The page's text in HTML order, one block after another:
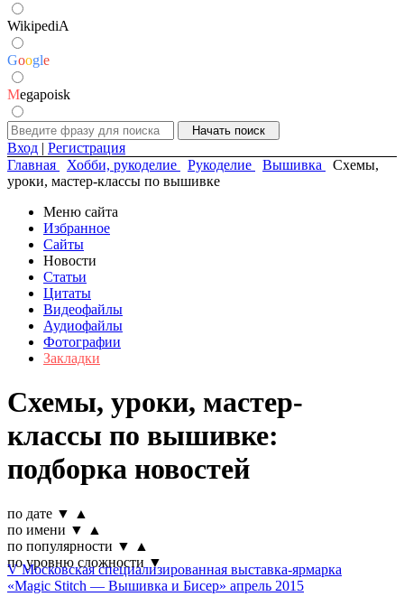
WikipediA
Google
Megapoisk
Вход | Регистрация
Главная
Хобби, рукоделие Рукоделие Вышивка
Схемы,
уроки, мастер-классы по вышивке
Меню сайта
Избранное
Сайты
Новости
Статьи
Цитаты
Видеофайлы
Аудиофайлы
Фотографии
Закладки
Схемы, уроки, мастер-
классы по вышивке:
подборка новостей
по дате ▼
▲
по имени ▼
▲
по популярности ▼
▲
по уровню сложности ▼
V Московская специализированная выставка-ярмарка
«Magic Stitch — Вышивка и Бисер» апрель 2015